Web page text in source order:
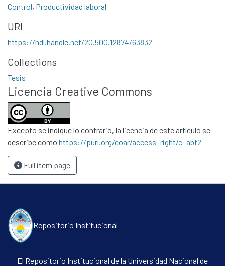
Statistics
Contacto
Políticas
Control, Productividad laboral
URI
https://hdl.handle.net/20.500.12874/63832
Collections
Tesis
Licencia Creative Commons
Excepto se indique lo contrario, la licencia de este artículo se
describe como https://purl.org/coar/access_right/c_abf2
Full item page
Repositorio Institucional
El Repositorio Institucional de la Universidad Nacional de